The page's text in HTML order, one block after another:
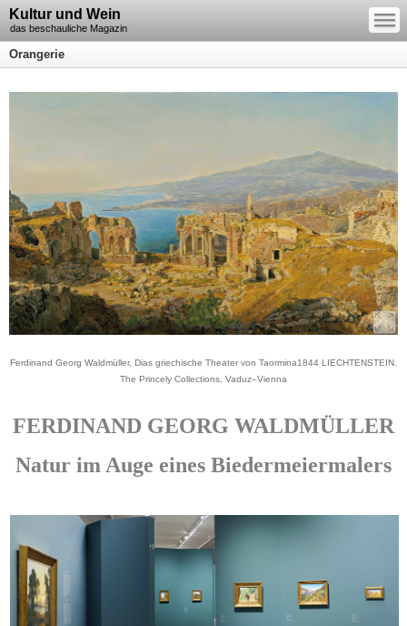
Kultur und Wein
das beschauliche Magazin
—
—
—
Orangerie
Ferdinand Georg Waldmüller, Dias griechische Theater von Taormina1844 LIECHTENSTEIN.
The Princely Collections, Vaduz–Vienna
FERDINAND GEORG WALDMÜLLER
Natur im Auge eines Biedermeiermalers